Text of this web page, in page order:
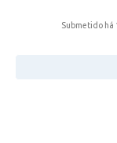
Submetido há